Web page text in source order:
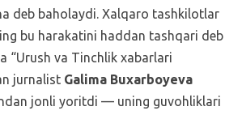
deb baholaydi. Xalqaro tashkilotlar
bu harakatini haddan tashqari deb
“Urush va Tinchlik xabarlari
jurnalist Galima Buxarboyeva
jonli yoritdi — uning guvohliklari